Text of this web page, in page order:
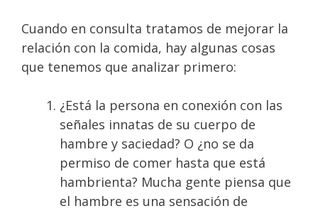
Cuando en consulta tratamos de mejorar la
relación con la comida, hay algunas cosas
que tenemos que analizar primero:
¿Está la persona en conexión con las
señales innatas de su cuerpo de
hambre y saciedad? O ¿no se da
permiso de comer hasta que está
hambrienta? Mucha gente piensa que
el hambre es una sensación de